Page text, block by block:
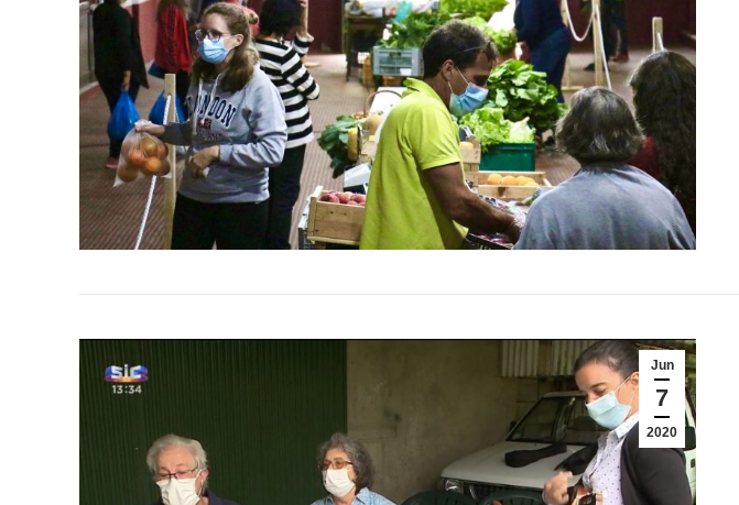
Jun
7
2020